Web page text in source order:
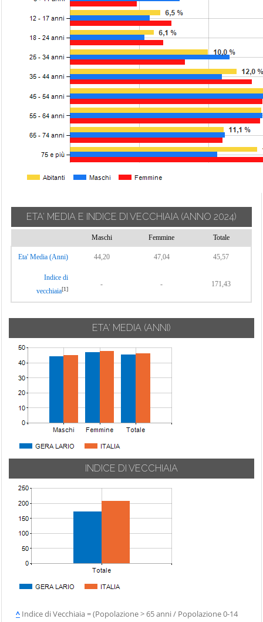
ETA' MEDIA E INDICE DI VECCHIAIA (ANNO 2024)
Maschi Femmine Totale
Eta' Media (Anni) 44,20 47,04 45,57
Indice di
vecchiaia[1]
- - 171,43
ETA' MEDIA (ANNI)
INDICE DI VECCHIAIA
^ Indice di Vecchiaia = (Popolazione > 65 anni / Popolazione 0-14